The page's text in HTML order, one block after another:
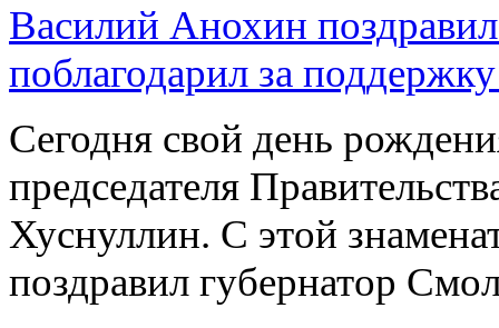
Василий Анохин
поблагодарил за
Сегодня свой день
председателя
Хуснуллин. С этой
поздравил губернатор